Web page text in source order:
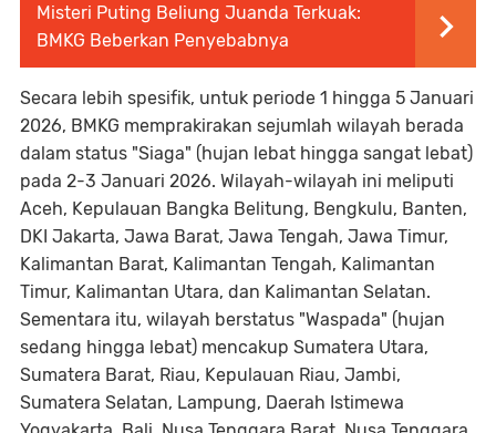
Misteri Puting Beliung Juanda Terkuak:
BMKG Beberkan Penyebabnya
Secara lebih spesifik, untuk periode 1 hingga 5 Januari
2026, BMKG memprakirakan sejumlah wilayah berada
dalam status "Siaga" (hujan lebat hingga sangat lebat)
pada 2-3 Januari 2026. Wilayah-wilayah ini meliputi
Aceh, Kepulauan Bangka Belitung, Bengkulu, Banten,
DKI Jakarta, Jawa Barat, Jawa Tengah, Jawa Timur,
Kalimantan Barat, Kalimantan Tengah, Kalimantan
Timur, Kalimantan Utara, dan Kalimantan Selatan.
Sementara itu, wilayah berstatus "Waspada" (hujan
sedang hingga lebat) mencakup Sumatera Utara,
Sumatera Barat, Riau, Kepulauan Riau, Jambi,
Sumatera Selatan, Lampung, Daerah Istimewa